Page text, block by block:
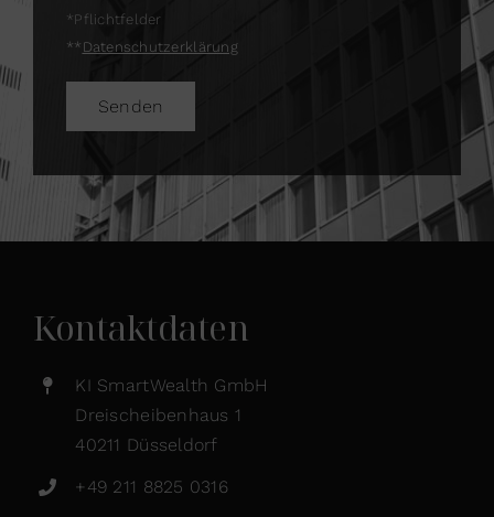
*Pflichtfelder
** Datenschutzerklärung
Kontaktdaten
KI SmartWealth GmbH
Dreischeibenhaus 1
40211 Düsseldorf
+49 211 8825 0316